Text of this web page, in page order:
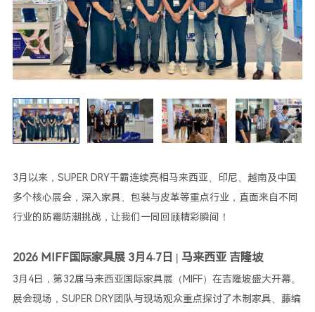
最新资讯
干霸活动
3月以来，SUPER DRY干霸连续亮相马来西亚、印尼、越南及中国
多个核心展会，深入家具、包装与皮革等重点行业，直面来自不同
行业的防霉防潮挑战，让我们一同回顾精彩瞬间！
2026 MIFF国际家具展 3月4-7日 | 马来西亚 吉隆坡
3月4日，第32届马来西亚国际家具展（MIFF）在吉隆坡盛大开幕。
展会现场，SUPER DRY团队与现场观众重点探讨了木制家具、藤编